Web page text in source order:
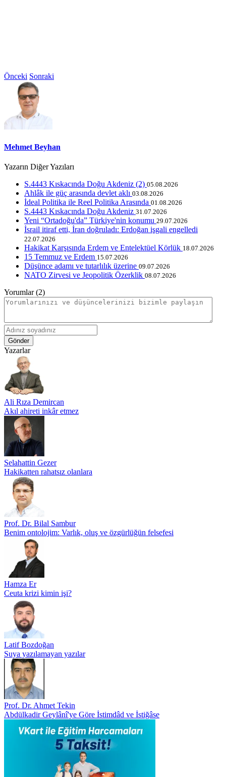
Önceki Sonraki
Mehmet Beyhan
Yazarın Diğer Yazıları
S.4443 Kıskacında Doğu Akdeniz (2) 05.08.2026
Ahlâk ile güç arasında devlet aklı 03.08.2026
İdeal Politika ile Reel Politika Arasında 01.08.2026
S.4443 Kıskacında Doğu Akdeniz 31.07.2026
Yeni “Ortadoğu'da” Türkiye'nin konumu 29.07.2026
İsrail itiraf etti, İran doğruladı: Erdoğan işgali engelledi
22.07.2026
Hakikat Karşısında Erdem ve Entelektüel Körlük 18.07.2026
15 Temmuz ve Erdem 15.07.2026
Düşünce adamı ve tutarlılık üzerine 09.07.2026
NATO Zirvesi ve Jeopolitik Özerklik 08.07.2026
Yorumlar (2)
Gönder
Yazarlar
Ali Rıza Demircan
Akıl ahireti inkâr etmez
Selahattin Gezer
Hakikatten rahatsız olanlara
Prof. Dr. Bilal Sambur
Benim ontolojim: Varlık, oluş ve özgürlüğün felsefesi
Hamza Er
Ceuta krizi kimin işi?
Latif Bozdoğan
Suya yazılamayan yazılar
Prof. Dr. Ahmet Tekin
Abdülkadir Geylânî'ye Göre İstimdâd ve İstiğâse